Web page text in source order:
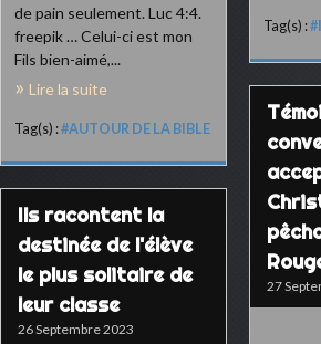
Tag(s) :
de pain seulement. Luc 4:4.
freepik … Celui-ci est mon
Fils bien-aimé,...
Lire la suite
Tag(s) :#AUTOUR DE LA BIBLE
27
Ils racontent la
destinée de l'élève
le plus solitaire de
leur classe
26 Septembre 2023